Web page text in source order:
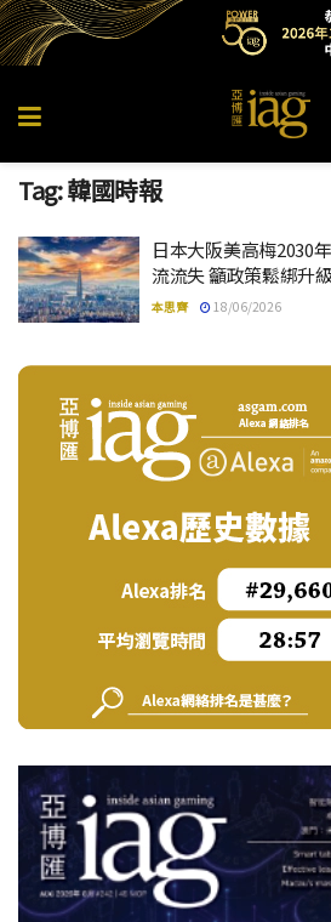
Tag:韓國時報
日本大阪美高梅2030
流流失 籲政策鬆綁升
本思齊 18/06/2026